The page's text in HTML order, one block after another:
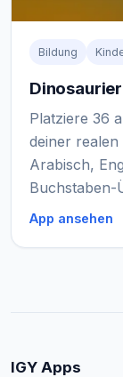
Bildung
Dinosaurier
Platziere 36
deiner
Arabisch,
Buchstaben-
App ansehen
IGY Apps